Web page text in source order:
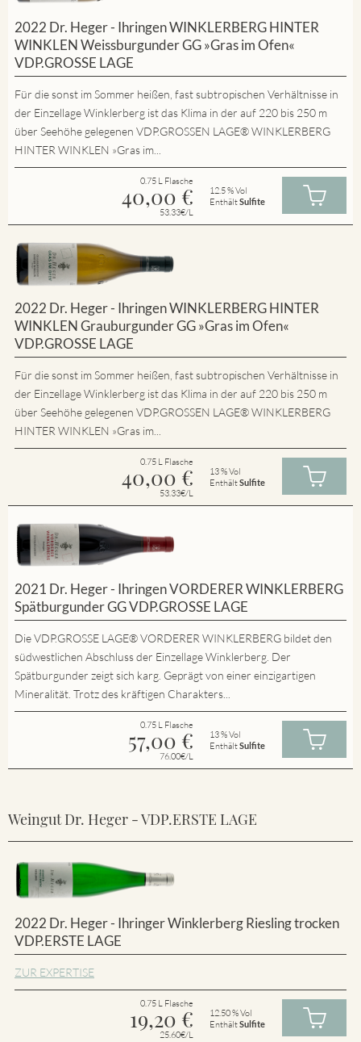
2022 Dr. Heger - Ihringen WINKLERBERG HINTER
WINKLEN Weissburgunder GG »Gras im Ofen«
VDP.GROSSE LAGE
Für die sonst im Sommer heißen, fast subtropischen Verhältnisse in
der Einzellage Winklerberg ist das Klima in der auf 220 bis 250 m
über Seehöhe gelegenen VDP.GROSSEN LAGE® WINKLERBERG
HINTER WINKLEN »Gras im...
0.75 L Flasche
40,00 €
53.33€/L
12.5 % Vol
EnthältSulfite
2022 Dr. Heger - Ihringen WINKLERBERG HINTER
WINKLEN Grauburgunder GG »Gras im Ofen«
VDP.GROSSE LAGE
Für die sonst im Sommer heißen, fast subtropischen Verhältnisse in
der Einzellage Winklerberg ist das Klima in der auf 220 bis 250 m
über Seehöhe gelegenen VDP.GROSSEN LAGE® WINKLERBERG
HINTER WINKLEN »Gras im...
0.75 L Flasche
40,00 €
53.33€/L
13 % Vol
EnthältSulfite
2021 Dr. Heger - Ihringen VORDERER WINKLERBERG
Spätburgunder GG VDP.GROSSE LAGE
Die VDP.GROSSE LAGE® VORDERER WINKLERBERG bildet den
südwestlichen Abschluss der Einzellage Winklerberg. Der
Spätburgunder zeigt sich karg. Geprägt von einer einzigartigen
Mineralität. Trotz des kräftigen Charakters...
0.75 L Flasche
57,00 €
76.00€/L
13 % Vol
EnthältSulfite
Weingut Dr. Heger - VDP.ERSTE LAGE
2022 Dr. Heger - Ihringer Winklerberg Riesling trocken
VDP.ERSTE LAGE
ZUR EXPERTISE
0.75 L Flasche
19,20 €
25.60€/L
12.50 % Vol
EnthältSulfite